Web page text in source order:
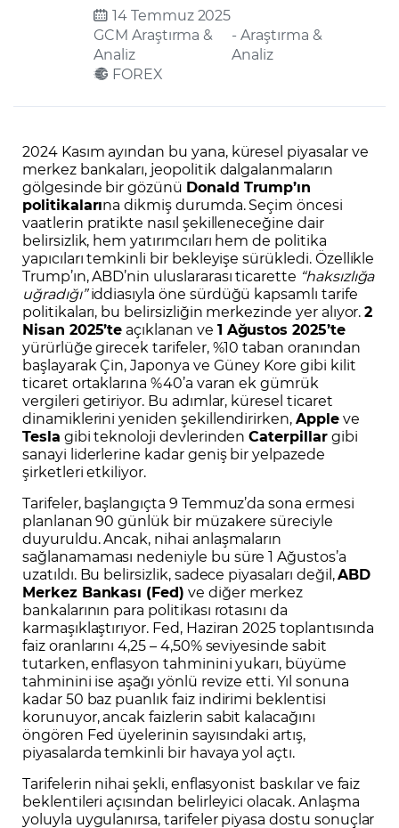
14 Temmuz 2025
GCM Araştırma &
Analiz
- Araştırma &
Analiz
FOREX
2024 Kasım ayından bu yana, küresel piyasalar ve
merkez bankaları, jeopolitik dalgalanmaların
gölgesinde bir gözünü Donald Trump’ın
politikalarına dikmiş durumda. Seçim öncesi
vaatlerin pratikte nasıl şekilleneceğine dair
belirsizlik, hem yatırımcıları hem de politika
yapıcıları temkinli bir bekleyişe sürükledi. Özellikle
Trump’ın, ABD’nin uluslararası ticarette “haksızlığa
uğradığı”iddiasıyla öne sürdüğü kapsamlı tarife
politikaları, bu belirsizliğin merkezinde yer alıyor.2
Nisan 2025’te açıklanan ve 1 Ağustos 2025’te
yürürlüğe girecek tarifeler, %10 taban oranından
başlayarak Çin, Japonya ve Güney Kore gibi kilit
ticaret ortaklarına %40’a varan ek gümrük
vergileri getiriyor. Bu adımlar, küresel ticaret
dinamiklerini yeniden şekillendirirken,Appleve
Tesla gibi teknoloji devlerindenCaterpillargibi
sanayi liderlerine kadar geniş bir yelpazede
şirketleri etkiliyor.
Tarifeler, başlangıçta 9 Temmuz’da sona ermesi
planlanan 90 günlük bir müzakere süreciyle
duyuruldu. Ancak, nihai anlaşmaların
sağlanamaması nedeniyle bu süre 1 Ağustos’a
uzatıldı. Bu belirsizlik, sadece piyasaları değil,ABD
Merkez Bankası (Fed) ve diğer merkez
bankalarının para politikası rotasını da
karmaşıklaştırıyor. Fed, Haziran 2025 toplantısında
faiz oranlarını 4,25 – 4,50% seviyesinde sabit
tutarken, enflasyon tahminini yukarı, büyüme
tahminini ise aşağı yönlü revize etti. Yıl sonuna
kadar 50 baz puanlık faiz indirimi beklentisi
korunuyor, ancak faizlerin sabit kalacağını
öngören Fed üyelerinin sayısındaki artış,
piyasalarda temkinli bir havaya yol açtı.
Tarifelerin nihai şekli, enflasyonist baskılar ve faiz
beklentileri açısından belirleyici olacak. Anlaşma
yoluyla uygulanırsa, tarifeler piyasa dostu sonuçlar